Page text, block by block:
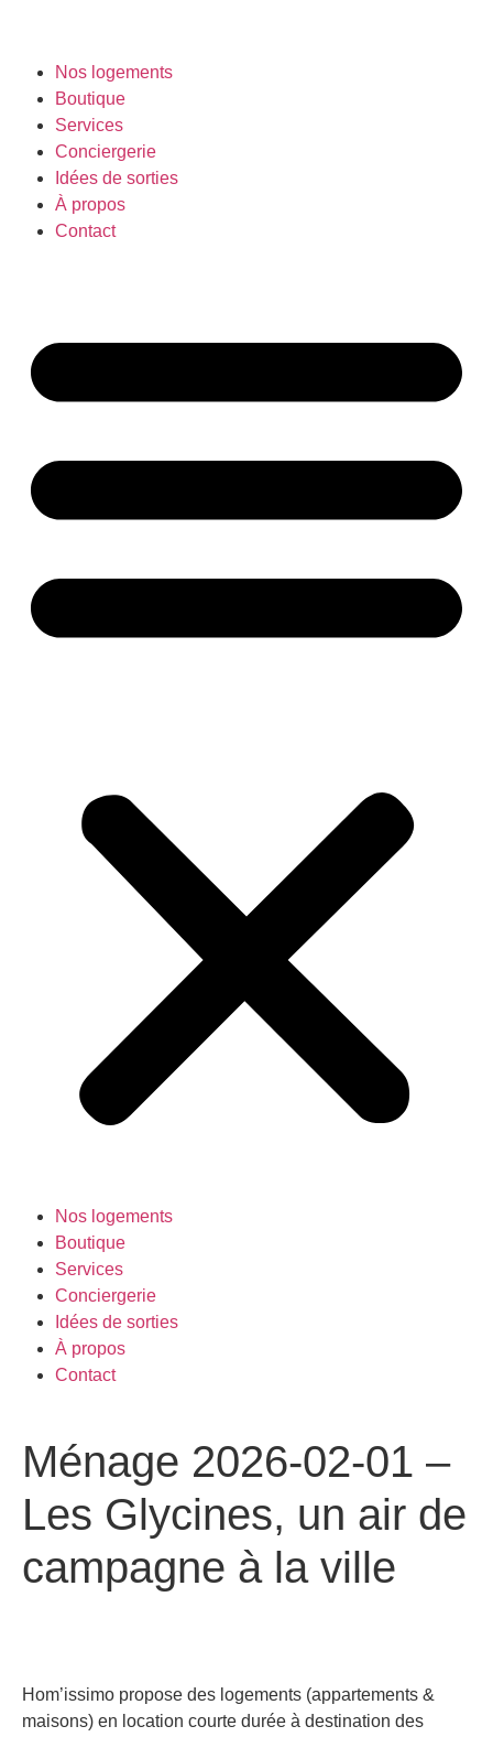
Nos logements
Boutique
Services
Conciergerie
Idées de sorties
À propos
Contact
Nos logements
Boutique
Services
Conciergerie
Idées de sorties
À propos
Contact
Ménage 2026-02-01 –
Les Glycines, un air de
campagne à la ville
Hom’issimo propose des logements (appartements &
maisons) en location courte durée à destination des